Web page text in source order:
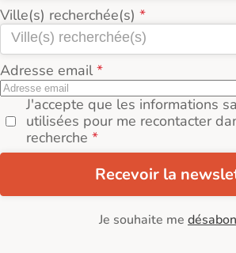
Ville(s) recherchée(s)
Adresse email
J'accepte que les informations
utilisées pour me recontacter
recherche
Recevoir la
Je souhaite me